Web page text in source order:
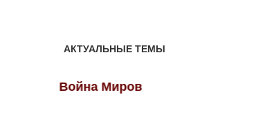
АКТУАЛЬНЫЕ ТЕМЫ
Война Миров